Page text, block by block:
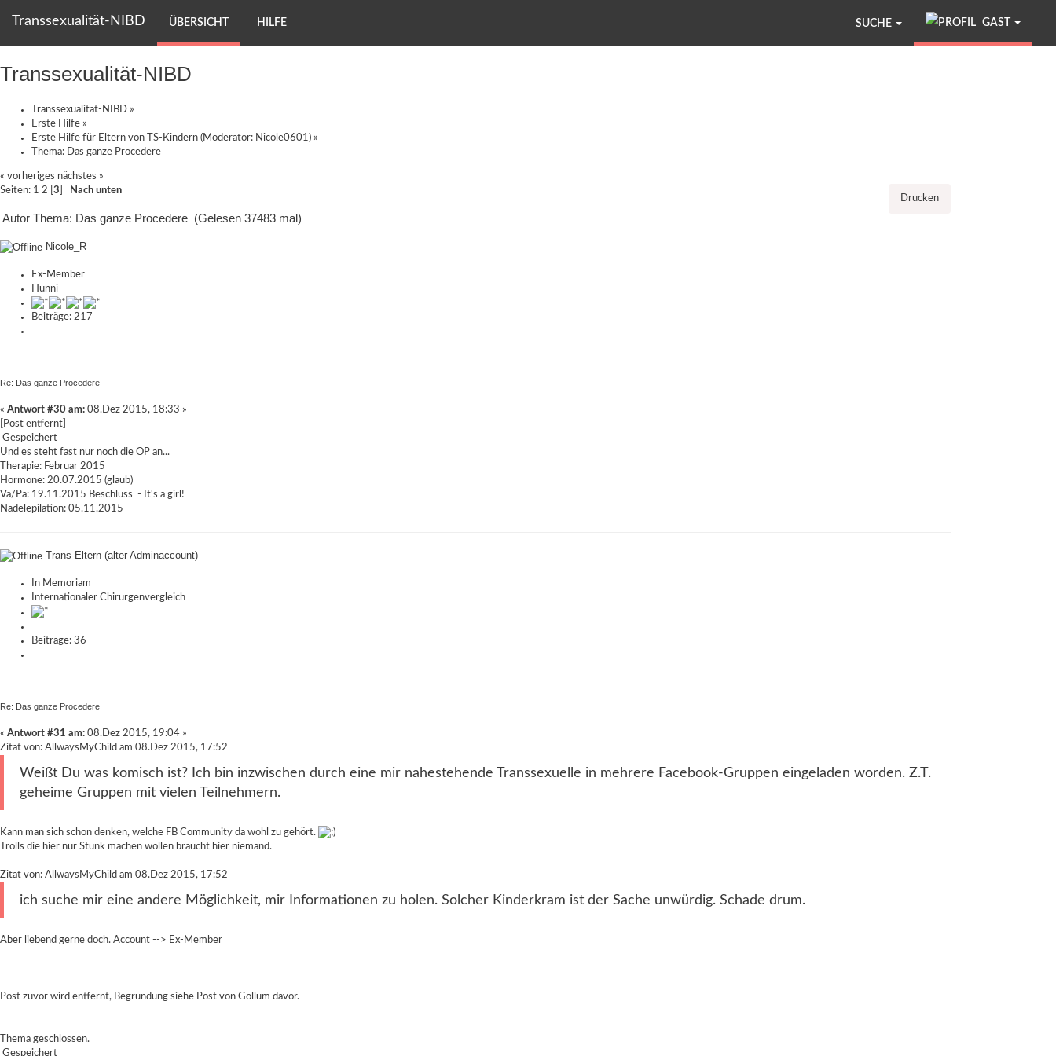
Transsexualität-NIBD ÜBERSICHT HILFE GAST
SUCHE
Transsexualität-NIBD
Transsexualität-NIBD »
Erste Hilfe »
Erste Hilfe für Eltern von TS-Kindern (Moderator: Nicole0601) »
Thema: Das ganze Procedere
« vorheriges nächstes »
Drucken
Seiten: 1 2 3 Nach unten
Autor Thema: Das ganze Procedere (Gelesen 37483 mal)
Nicole_R
Ex-Member
Hunni
Beiträge: 217
Re: Das ganze Procedere
« Antwort #30 am: 08.Dez 2015, 18:33 »
[Post entfernt]
Gespeichert
Und es steht fast nur noch die OP an...
Therapie: Februar 2015
Hormone: 20.07.2015 (glaub)
Vä/Pä: 19.11.2015 Beschluss - It's a girl!
Nadelepilation: 05.11.2015
Trans-Eltern (alter Adminaccount)
In Memoriam
Internationaler Chirurgenvergleich
Beiträge: 36
Re: Das ganze Procedere
« Antwort #31 am: 08.Dez 2015, 19:04 »
Zitat von: AllwaysMyChild am 08.Dez 2015, 17:52
Weißt Du was komisch ist? Ich bin inzwischen durch eine mir nahestehende Transsexuelle in mehrere Facebook-Gruppen eingeladen worden. Z.T.
geheime Gruppen mit vielen Teilnehmern.
Kann man sich schon denken, welche FB Community da wohl zu gehört.
Trolls die hier nur Stunk machen wollen braucht hier niemand.
Zitat von: AllwaysMyChild am 08.Dez 2015, 17:52
ich suche mir eine andere Möglichkeit, mir Informationen zu holen. Solcher Kinderkram ist der Sache unwürdig. Schade drum.
Aber liebend gerne doch. Account --> Ex-Member
Post zuvor wird entfernt, Begründung siehe Post von Gollum davor.
Thema geschlossen.
Gespeichert